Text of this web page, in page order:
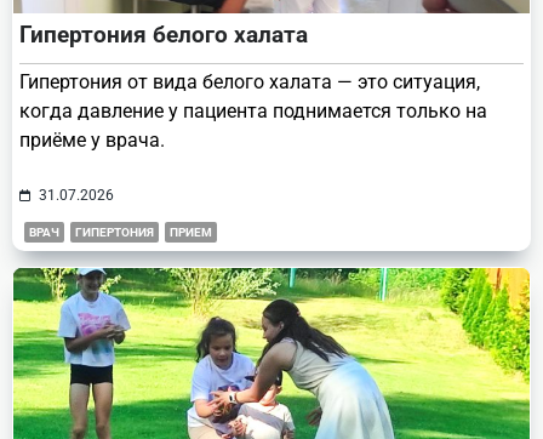
Гипертония белого халата
Гипертония от вида белого халата — это ситуация,
когда давление у пациента поднимается только на
приёме у врача.
31.07.2026
ВРАЧ ГИПЕРТОНИЯ ПРИЕМ